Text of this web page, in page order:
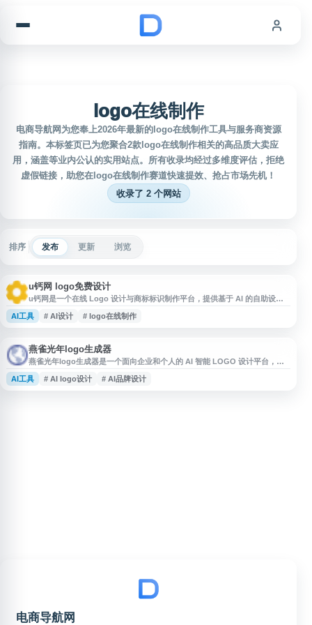
logo在线制作
电商导航网为您奉上2026年最新的logo在线制作工具与服务商资源
指南。本标签页已为您聚合2款logo在线制作相关的高品质大卖应
用，涵盖等业内公认的实用站点。所有收录均经过多维度评估，拒绝
虚假链接，助您在logo在线制作赛道快速提效、抢占市场先机！
收录了 2 个网站
排序 发布 更新 浏览
u钙网 logo免费设计
u钙网是一个在线 Logo 设计与商标标识制作平台，提供基于 AI 的自助设计
服务。用户可输入品牌名称或文字，快速生成多种 Logo 方案，并支持字体
Logo、标识设计、微信头像、抖音头像等场景使用。网站主打原创设计与免
AI工具 # AI设计 # logo在线制作
燕雀光年logo生成器
燕雀光年logo生成器是一个面向企业和个人的 AI 智能 LOGO 设计平台，提
供品牌 LOGO 自动生成、在线编辑、模板选择及 VI 品牌视觉设计等功能。用
户可根据品牌名称、行业和风格需求快速制作 logo，适用于创业项目、企业
AI工具 # AI logo设计 # AI品牌设计
电商导航网